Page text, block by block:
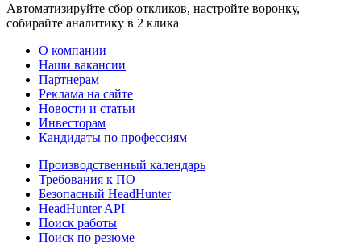
Автоматизируйте сбор откликов, настройте воронку,
собирайте аналитику в 2 клика
О компании
Наши вакансии
Партнерам
Реклама на сайте
Новости и статьи
Инвесторам
Кандидаты по профессиям
Производственный календарь
Требования к ПО
Безопасный HeadHunter
HeadHunter API
Поиск работы
Поиск по резюме